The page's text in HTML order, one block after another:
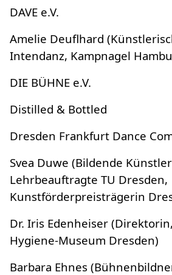
DAVE e.V.
Amelie Deuflhard
Intendanz, Kampnagel
DIE BÜHNE e.V.
Distilled & Bottled
Dresden Frankfurt Dance
Svea Duwe (Bildende
Lehrbeauftragte TU Dresden,
Kunstförderpreisträgerin
Dr. Iris Edenheiser
Hygiene-Museum Dresden)
Barbara Ehnes